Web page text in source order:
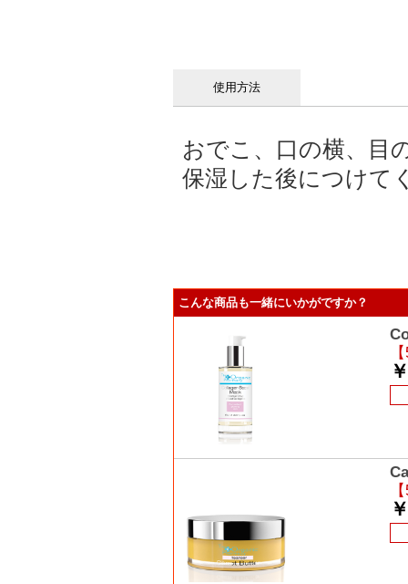
使用方法
おでこ、口の横、目
保湿した後につけて
こんな商品も一緒にいかがですか？